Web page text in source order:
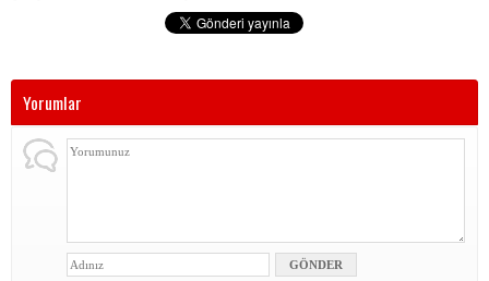
Yorumlar